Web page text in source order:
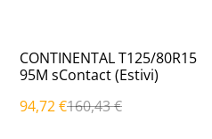
%
CONTINENTAL T125/80R15
95M sContact (Estivi)
94,72 €160,43 €